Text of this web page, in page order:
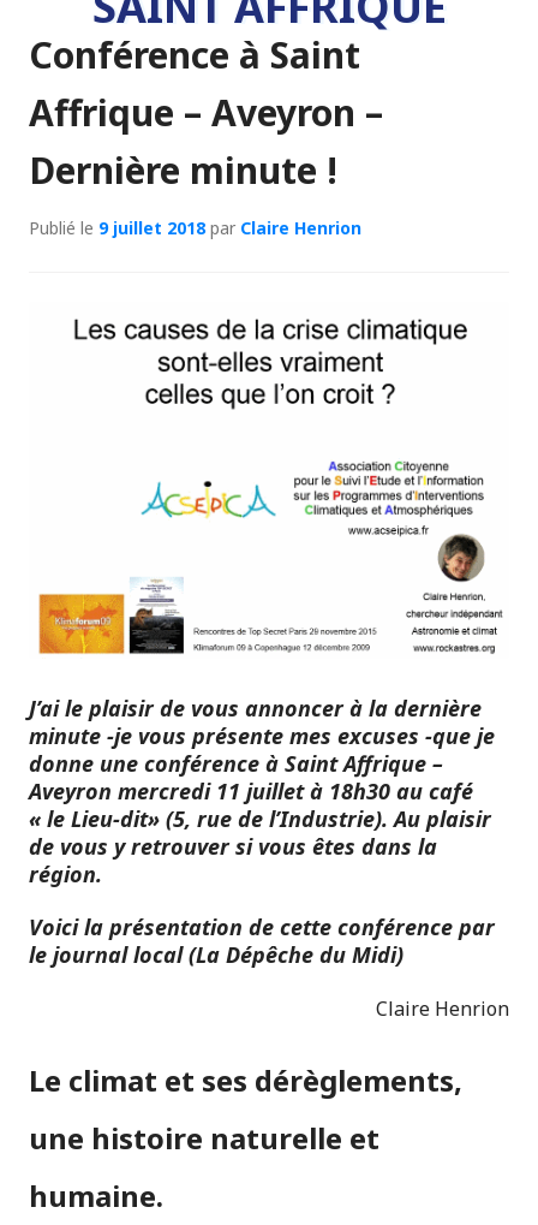
Conférence à Saint
Affrique – Aveyron –
Dernière minute !
Publié le 9 juillet 2018par Claire Henrion
J’ai le plaisir de vous annoncer à la dernière
minute -je vous présente mes excuses -que je
donne une conférence à Saint Affrique –
Aveyron mercredi 11 juillet à 18h30 au café
« le Lieu-dit» (5, rue de l’Industrie). Au plaisir
de vous y retrouver si vous êtes dans la
région.
Voici la présentation de cette conférence par
le journal local (La Dépêche du Midi)
Claire Henrion
Le climat et ses dérèglements,
une histoire naturelle et
humaine.